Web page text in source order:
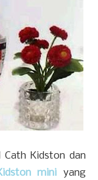
Kidston dan
mini yang